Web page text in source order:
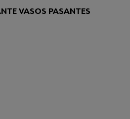
VASOS PASANTES